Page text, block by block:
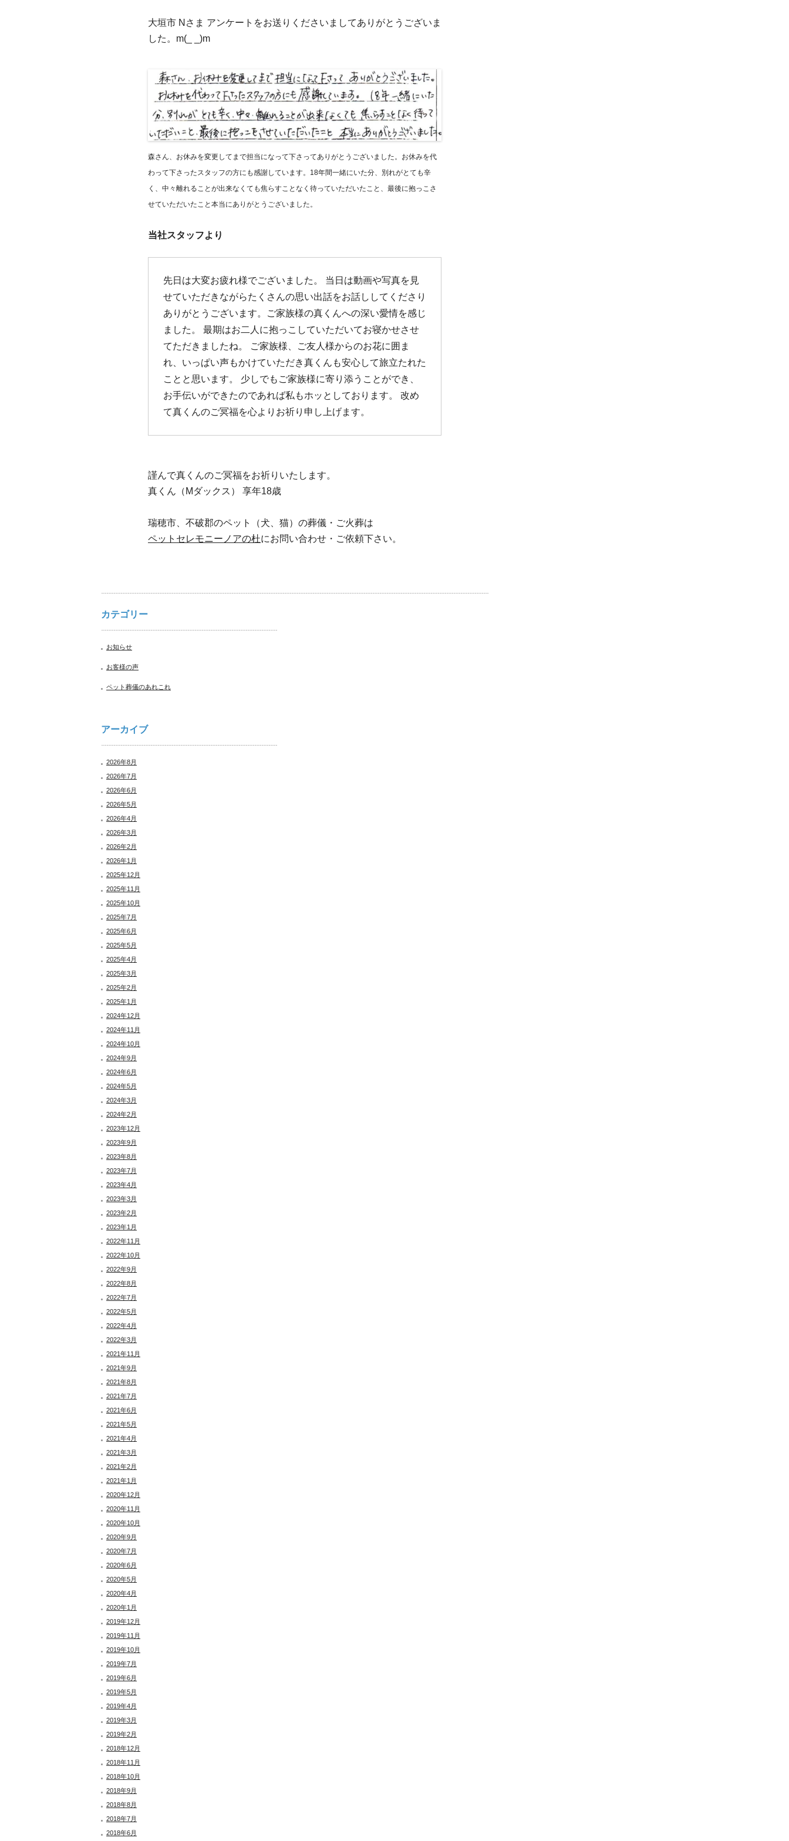
大垣市 Nさま アンケートをお送りくださいましてありがとうございま
した。m(_ _)m
森さん、お休みを変更してまで担当になって下さってありがとうございました。お休みを代
わって下さったスタッフの方にも感謝しています。18年間一緒にいた分、別れがとても辛
く、中々離れることが出来なくても焦らすことなく待っていただいたこと、最後に抱っこさ
せていただいたこと本当にありがとうございました。
当社スタッフより
先日は大変お疲れ様でございました。 当日は動画や写真を見
せていただきながらたくさんの思い出話をお話ししてくださり
ありがとうございます。ご家族様の真くんへの深い愛情を感じ
ました。 最期はお二人に抱っこしていただいてお寝かせさせ
てただきましたね。 ご家族様、ご友人様からのお花に囲ま
れ、いっぱい声もかけていただき真くんも安心して旅立たれた
ことと思います。 少しでもご家族様に寄り添うことができ、
お手伝いができたのであれば私もホッとしております。 改め
て真くんのご冥福を心よりお祈り申し上げます。
謹んで真くんのご冥福をお祈りいたします。
真くん（Mダックス） 享年18歳
瑞穂市、不破郡のペット（犬、猫）の葬儀・ご火葬は
ペットセレモニーノアの杜にお問い合わせ・ご依頼下さい。
カテゴリー
お知らせ
お客様の声
ペット葬儀のあれこれ
アーカイブ
2026年8月
2026年7月
2026年6月
2026年5月
2026年4月
2026年3月
2026年2月
2026年1月
2025年12月
2025年11月
2025年10月
2025年7月
2025年6月
2025年5月
2025年4月
2025年3月
2025年2月
2025年1月
2024年12月
2024年11月
2024年10月
2024年9月
2024年6月
2024年5月
2024年3月
2024年2月
2023年12月
2023年9月
2023年8月
2023年7月
2023年4月
2023年3月
2023年2月
2023年1月
2022年11月
2022年10月
2022年9月
2022年8月
2022年7月
2022年5月
2022年4月
2022年3月
2021年11月
2021年9月
2021年8月
2021年7月
2021年6月
2021年5月
2021年4月
2021年3月
2021年2月
2021年1月
2020年12月
2020年11月
2020年10月
2020年9月
2020年7月
2020年6月
2020年5月
2020年4月
2020年1月
2019年12月
2019年11月
2019年10月
2019年7月
2019年6月
2019年5月
2019年4月
2019年3月
2019年2月
2018年12月
2018年11月
2018年10月
2018年9月
2018年8月
2018年7月
2018年6月